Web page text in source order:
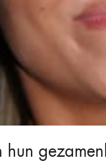
hun